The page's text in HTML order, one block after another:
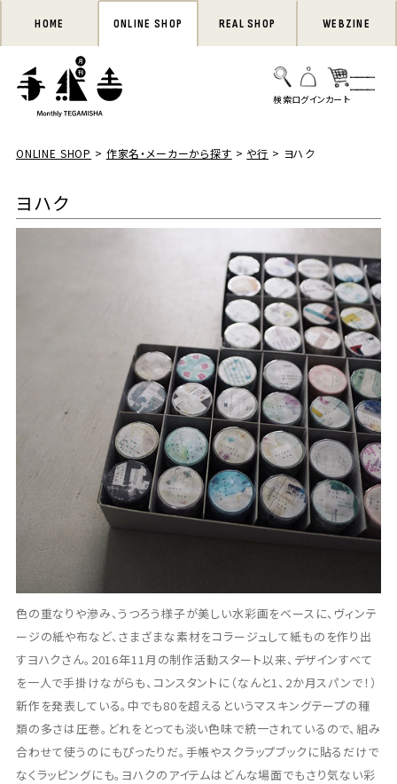
HOME ONLINE SHOP REAL SHOP WEBZINE
ONLINE SHOP 作家名・メーカーから探す や行 ヨハク
ヨハク
色の重なりや滲み、うつろう様子が美しい水彩画をベースに、ヴィンテ
ージの紙や布など、さまざまな素材をコラージュして紙ものを作り出
すヨハクさん。2016年11月の制作活動スタート以来、デザインすべて
を一人で手掛けながらも、コンスタントに（なんと1、2か月スパンで！）
新作を発表している。中でも80を超えるというマスキングテープの種
類の多さは圧巻。どれをとっても淡い色味で統一されているので、組み
合わせて使うのにもぴったりだ。手帳やスクラップブックに貼るだけで
なくラッピングにも。ヨハクのアイテムはどんな場面でもさり気ない彩